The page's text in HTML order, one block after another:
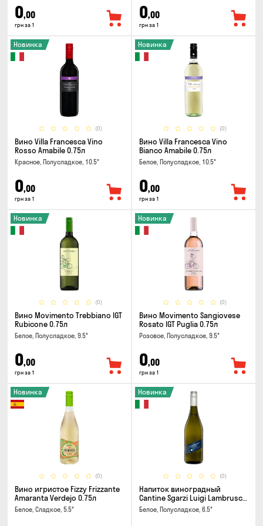
0,00
грн за 1
0,00
грн за 1
(0)
Новинка
Вино Villa Francesca Vino
Rosso Amabile 0.75л
Красное, Полусладкое, 10.5°
0,00
грн за 1
(0)
Новинка
Вино Villa Francesca Vino
Bianco Amabile 0.75л
Белое, Полусладкое, 10.5°
0,00
грн за 1
(0)
Новинка
Вино Movimento Trebbiano IGT
Rubicone 0.75л
Белое, Полусладкое, 9.5°
0,00
грн за 1
(0)
Новинка
Вино Movimento Sangiovese
Rosato IGT Puglia 0.75л
Розовое, Полусладкое, 9.5°
0,00
грн за 1
(0)
Новинка
Вино игристое Fizzy Frizzante
Amaranta Verdejo 0.75л
Белое, Сладкое, 5.5°
(0)
Новинка
Напиток виноградный
Cantine Sgarzi Luigi Lambrusco
IGT Emilia Bianca Frizziante
0.75л
Белое, Полусладкое, 6.5°